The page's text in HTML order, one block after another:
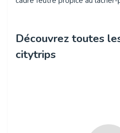
Découvrez toutes
citytrips